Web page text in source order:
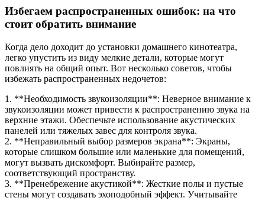
Избегаем распространенных ошибок: на что
стоит обратить внимание
Когда дело доходит до установки домашнего кинотеатра,
легко упустить из виду мелкие детали, которые могут
повлиять на общий опыт. Вот несколько советов, чтобы
избежать распространенных недочетов:
1. **Необходимость звукоизоляции**: Неверное внимание к
звукоизоляции может привести к распространению звука на
верхние этажи. Обеспечьте использование акустических
панелей или тяжелых завес для контроля звука.
2. **Неправильный выбор размеров экрана**: Экраны,
которые слишком большие или маленькие для помещений,
могут вызвать дискомфорт. Выбирайте размер,
соответствующий пространству.
3. **Пренебрежение акустикой**: Жесткие полы и пустые
стены могут создавать эхоподобный эффект. Учитывайте